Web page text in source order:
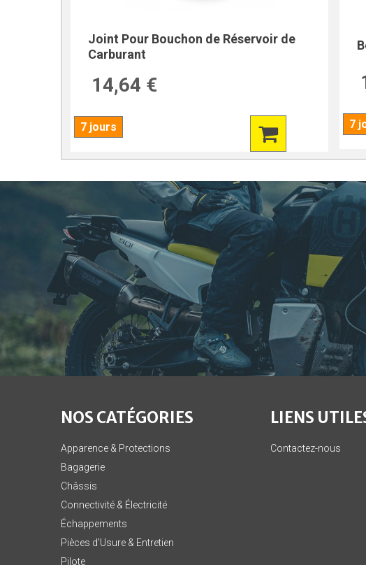
Joint Pour Bouchon de Réservoir de
Carburant
14,64 €
7 jours 7
NOS CATÉGORIES
Apparence & Protections
Bagagerie
Châssis
Connectivité & Électricité
Échappements
Pièces d'Usure & Entretien
Pilote
LIENS
Contactez-nous